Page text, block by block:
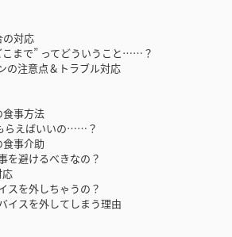
対応
こまで” ってどういうこと……？
の注意点＆トラブル対応
事方法
らえばいいの……？
事介助
を避けるべきなの？
スを外しちゃうの？
イスを外してしまう理由